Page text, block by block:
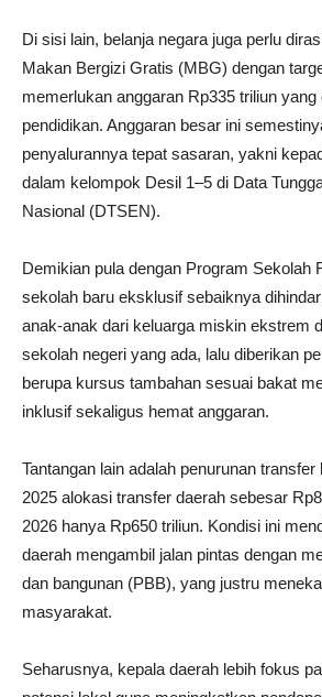
Di sisi lain, belanja negara juga perlu
Makan Bergizi Gratis (MBG) dengan
memerlukan anggaran Rp335 triliun yang
pendidikan. Anggaran besar ini
penyalurannya tepat sasaran, yakni
dalam kelompok Desil 1–5 di Data
Nasional (DTSEN).
Demikian pula dengan Program Sekolah
sekolah baru eksklusif sebaiknya
anak-anak dari keluarga miskin ekstrem
sekolah negeri yang ada, lalu diberikan
berupa kursus tambahan sesuai bakat
inklusif sekaligus hemat anggaran.
Tantangan lain adalah penurunan transfer
2025 alokasi transfer daerah sebesar
2026 hanya Rp650 triliun. Kondisi ini
daerah mengambil jalan pintas dengan
dan bangunan (PBB), yang justru
masyarakat.
Seharusnya, kepala daerah lebih fokus